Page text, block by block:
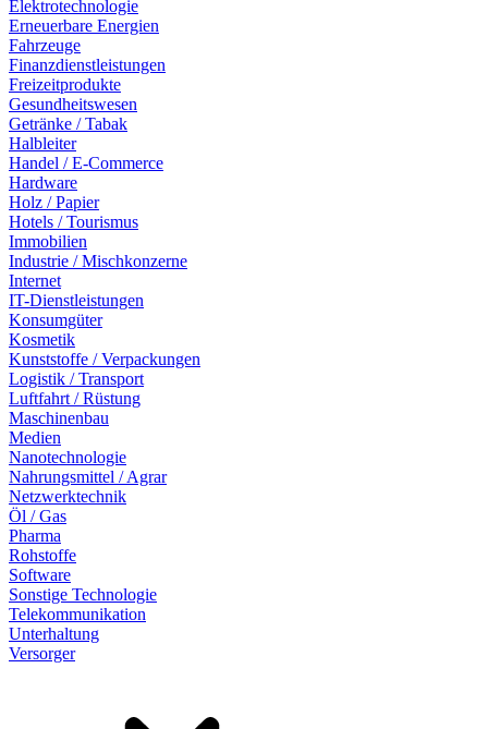
Elektrotechnologie
Erneuerbare Energien
Fahrzeuge
Finanzdienstleistungen
Freizeitprodukte
Gesundheitswesen
Getränke / Tabak
Halbleiter
Handel / E-Commerce
Hardware
Holz / Papier
Hotels / Tourismus
Immobilien
Industrie / Mischkonzerne
Internet
IT-Dienstleistungen
Konsumgüter
Kosmetik
Kunststoffe / Verpackungen
Logistik / Transport
Luftfahrt / Rüstung
Maschinenbau
Medien
Nanotechnologie
Nahrungsmittel / Agrar
Netzwerktechnik
Öl / Gas
Pharma
Rohstoffe
Software
Sonstige Technologie
Telekommunikation
Unterhaltung
Versorger